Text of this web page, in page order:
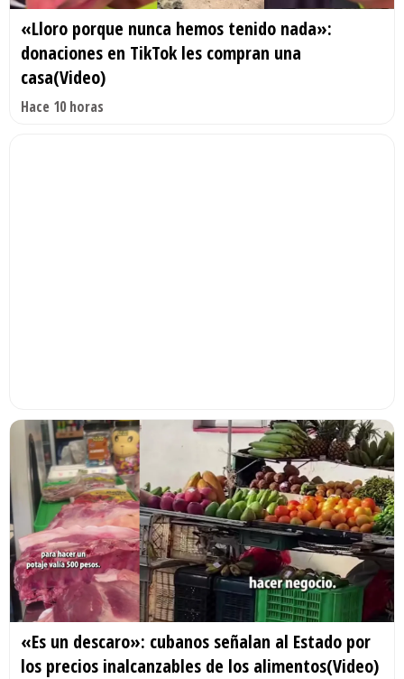
«Lloro porque nunca hemos tenido nada»:
donaciones en TikTok les compran una
casa(Video)
Hace 10 horas
«Es un descaro»: cubanos señalan al Estado por
los precios inalcanzables de los alimentos(Video)